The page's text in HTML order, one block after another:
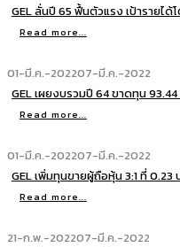
GEL ลั่นปี 65 ฟื้นตัวแรง เป้ารายได้
Read more...
01-มี.ค.-202207-มี.ค.-2022
GEL เผยงบรวมปี 64 ขาดทุน
Read more...
01-มี.ค.-202207-มี.ค.-2022
GEL เพิ่มทุนขายผู้ถือหุ้น 3:1 ที่
Read more...
21-ก.พ.-202207-มี.ค.-2022